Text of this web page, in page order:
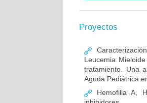
Proyectos
Leucemia
tratamiento. Una
Aguda Pediátrica
Hemofilia A,